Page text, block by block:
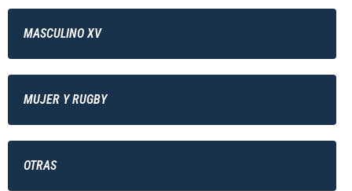
MASCULINO XV
MUJER Y RUGBY
OTRAS